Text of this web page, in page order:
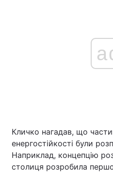
Кличко нагадав, що
енергостійкості були
Наприклад, концепцію
столиця розробила